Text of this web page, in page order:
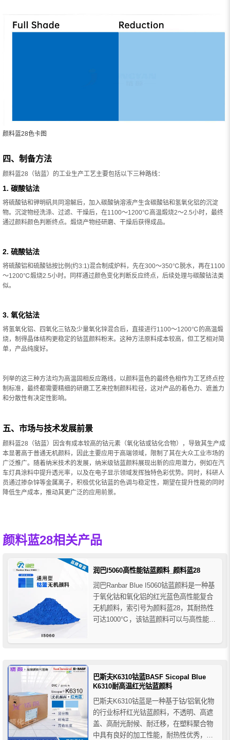
颜料蓝28色卡图
四、制备方法
颜料蓝28（钴蓝）的工业生产工艺主要包括以下三种路线：
1. 碳酸钴法
将硫酸钴和钾明矾共同溶解后，加入碳酸钠溶液产生含碳酸钴和氢氧化铝的沉淀
物。沉淀物经洗涤、过滤、干燥后，在1100～1200℃高温煅烧2～2.5小时，最终
通过颜料颜色判断终点。煅烧产物经研磨、干燥后获得成品。
2. 硫酸钴法
将硫酸铝和硫酸钴按比例(约3:1)混合制成炉料，先在300～350℃脱水，再在1100
～1200℃煅烧2.5小时。同样通过颜色变化判断反应终点，后续处理与碳酸钴法类
似。
3. 氧化钴法
将氢氧化铝、四氧化三钴及少量氧化锌混合后，直接进行1100～1200℃的高温煅
烧，制得晶体结构更稳定的钴蓝颜料粉末。这种方法原料成本较高，但工艺相对简
单，产品纯度好。
列举的这三种方法均为高温固相反应路线，以颜料蓝色的最终色相作为工艺终点控
制标准，最终都需要精细的研磨工艺来控制颜料粒径，这对产品的着色力、遮盖力
和分散性有决定性影响。
五、市场与技术发展前景
颜料蓝28（钴蓝）因含有成本较高的钴元素（氧化钴或钴化合物），导致其生产成
本显著高于普通无机颜料，因此主要应用于高端领域，限制了其在大众工业市场的
广泛推广。随着纳米技术的发展，纳米级钴蓝颜料展现出新的应用潜力，例如在汽
车灯具涂料中提升透光率，以及在电子显示领域发挥独特色彩优势。同时，科研人
员通过掺杂锌等金属离子，积极优化钴蓝的色调与稳定性，期望在提升性能的同时
降低生产成本，推动其更广泛的应用前景。
颜料蓝28相关产品
润巴I5060高性能钴蓝颜料_颜料蓝28
润巴Ranbar Blue I5060钴蓝颜料是一种基
于氧化钴和氧化铝的红光蓝色高性能复合
无机颜料，索引号为颜料蓝28，其耐热性
可达1000℃，该钴蓝颜料可以与高性能有
能使其广泛应用于对耐候性、耐光性和耐
巴斯夫K6310钴蓝BASF Sicopal Blue
K6310耐高温红光钴蓝颜料
巴斯夫K6310钴蓝是一种基于钴/铝氧化物
的行业标杆红光钴蓝颜料，不透明、高遮
盖、高耐光耐候、耐迁移，在塑料聚合物
中具有良好的加工性能，耐热性优秀，分